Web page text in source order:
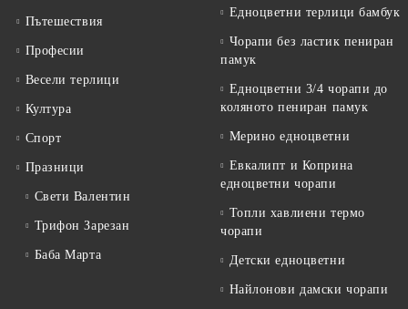
Пътешествия
Професии
Весели терлици
Култура
Спорт
Празници
Свети Валентин
Трифон Зарезан
Баба Марта
Едноцветни терлици бамбук
Чорапи без ластик пениран
памук
Едноцветни 3/4 чорапи до
коляното пениран памук
Мерино едноцветни
Евкалипт и Коприна
едноцветни чорапи
Топли хавлиени термо
чорапи
Детски едноцветни
Найлонови дамски чорапи